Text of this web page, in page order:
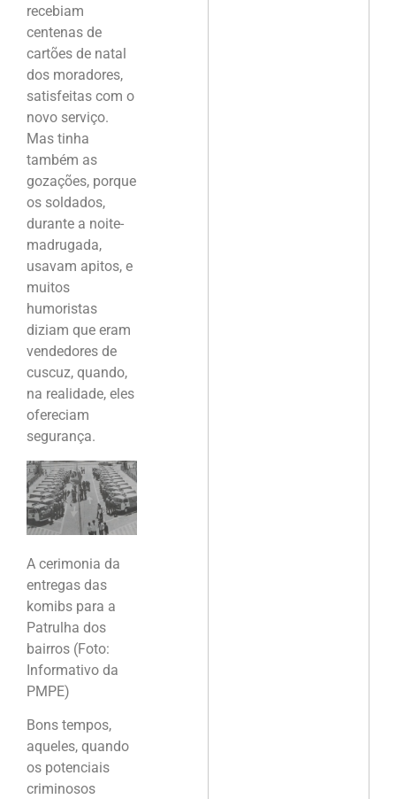
recebiam
centenas de
cartões de natal
dos moradores,
satisfeitas com o
novo serviço.
Mas tinha
também as
gozações, porque
os soldados,
durante a noite-
madrugada,
usavam apitos, e
muitos
humoristas
diziam que eram
vendedores de
cuscuz, quando,
na realidade, eles
ofereciam
segurança.
A cerimonia da
entregas das
komibs para a
Patrulha dos
bairros (Foto:
Informativo da
PMPE)
Bons tempos,
aqueles, quando
os potenciais
criminosos